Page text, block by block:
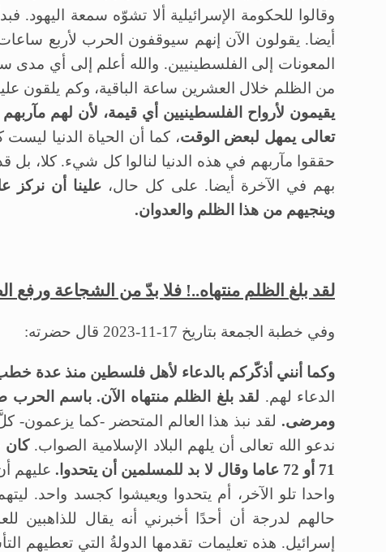
وقالوا للحكومة الإسرائيلية ألا تشوّه سمعة اليهود.
أيضا. يقولون الآن إنهم سيوقفون الحرب لأربع
المعونات إلى الفلسطينيين. والله أعلم إلى أي مدى
من الظلم خلال العشرين ساعة الباقية، وكم يلقون
يقيمون لأرواح الفلسطينيين أي قيمة، لأن لهم
تعالى يمهل لبعض الوقت، كما أن الحياة الدنيا
حققوا مآربهم في هذه الدنيا لنالوا كل شيء. كلا،
بهم في الآخرة أيضا. على كل حال، علينا أن نركز
وينجيهم من هذا الظلم والعدوان.
لقد بلغ الظلم منتهاه..! فلا بدّ من الشجاعة ورفع
وفي خطبة الجمعة بتاريخ 17-11-2023 قال حضرته:
وكما أنني أذكّركم بالدعاء لأهل فلسطين منذ عدة
الدعاء لهم. لقد بلغ الظلم منتهاه الآن. باسم
ومرضى. لقد نبذ هذا العالم المتحضر -كما
ندعو الله تعالى أن يلهم البلاد الإسلامية الصواب. كان
71 أو 72 عاما وقال لا بد للمسلمين أن يتحدوا.
عليهم
واحدا تلو الآخر، أم يتحدوا ويعيشوا كجسد واحد.
حالهم لدرجة أن أحدًا أخبرني أنه يقال
إسرائيل. هذه تعليمات تقدمها الدولةُ التي تعطيهم